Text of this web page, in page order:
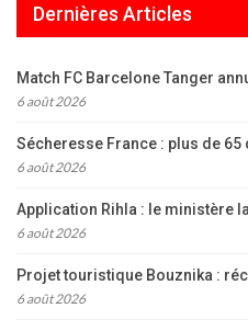
Dernières Articles
Match FC Barcelone Tanger
6 août 2026
Sécheresse France : plus de
6 août 2026
Application Rihla : le ministère
6 août 2026
Projet touristique Bouznika :
6 août 2026